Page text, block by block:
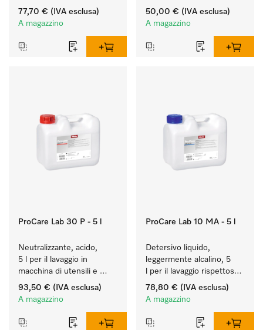
laboratorio).
77,70 € (IVA esclusa)
A magazzino
stoviglie, posate e
bicchieri molto sporchi.
50,00 € (IVA esclusa)
A magazzino
ProCare Lab 30 P - 5 l
Neutralizzante, acido,
5 l per il lavaggio in
macchina di utensili e
vetreria di laboratorio.
93,50 € (IVA esclusa)
A magazzino
ProCare Lab 10 MA - 5 l
Detersivo liquido,
leggermente alcalino, 5
l per il lavaggio rispettoso
dei materiali (vetreria e
utensili di laboratorio).
78,80 € (IVA esclusa)
A magazzino